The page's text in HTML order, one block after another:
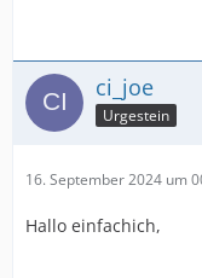
ci_joe
Urgestein
16. September 2024 um
Hallo einfachich,